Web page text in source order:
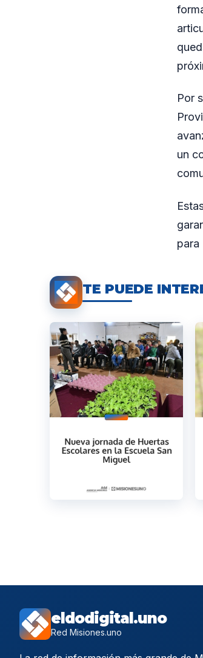
Por
un
para
TE PUEDE
eldodigital.uno
Red Misiones.uno